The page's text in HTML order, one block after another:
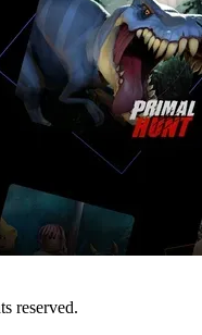
reserved.